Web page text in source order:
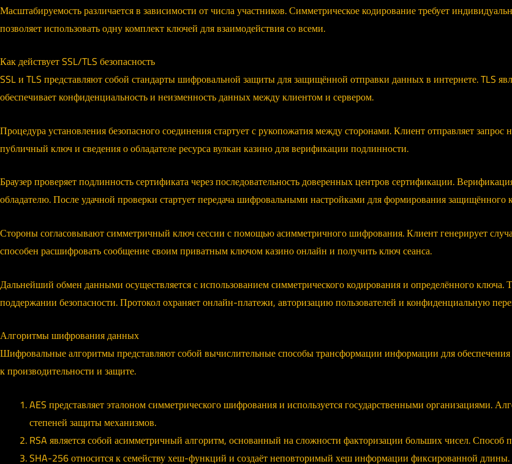
Масштабируемость различается в зависимости от числа участников. Симметрическое кодирование требует
позволяет использовать одну комплект ключей для взаимодействия со всеми.
Как действует SSL/TLS безопасность
SSL и TLS представляют собой стандарты шифровальной защиты для защищённой отправки данных в интернете. TLS
обеспечивает конфиденциальность и неизменность данных между клиентом и сервером.
Процедура установления безопасного соединения стартует с рукопожатия между сторонами. Клиент отправляет
публичный ключ и сведения о обладателе ресурса вулкан казино для верификации подлинности.
Браузер проверяет подлинность сертификата через последовательность доверенных центров сертификации.
обладателю. После удачной проверки стартует передача шифровальными настройками для формирования защищённого
Стороны согласовывают симметричный ключ сессии с помощью асимметричного шифрования. Клиент генерирует
способен расшифровать сообщение своим приватным ключом казино онлайн и получить ключ сеанса.
Дальнейший обмен данными осуществляется с использованием симметрического кодирования и определённого
поддержании безопасности. Протокол охраняет онлайн-платежи, авторизацию пользователей и конфиденциальную
Алгоритмы шифрования данных
Шифровальные алгоритмы представляют собой вычислительные способы трансформации информации для
к производительности и защите.
AES представляет эталоном симметрического шифрования и используется государственными организациями.
степеней защиты механизмов.
RSA является собой асимметричный алгоритм, основанный на сложности факторизации больших чисел.
SHA-256 относится к семейству хеш-функций и создаёт неповторимый хеш информации фиксированной